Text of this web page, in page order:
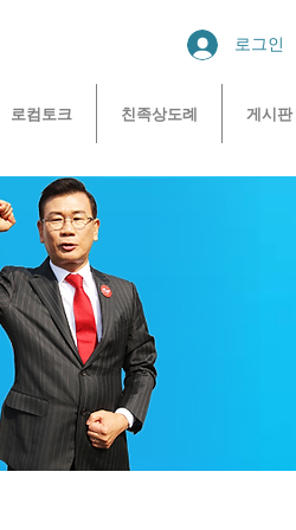
로그인
로컴토크 친족상도례 게시판